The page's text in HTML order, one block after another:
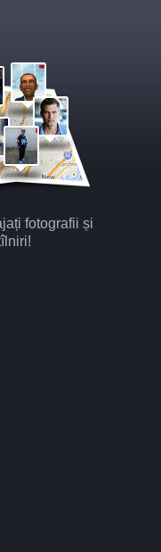
fotografii și